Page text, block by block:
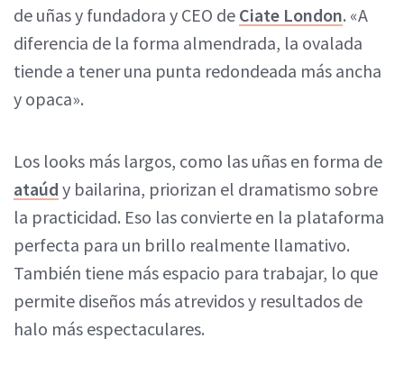
de uñas y fundadora y CEO de Ciate London. «A
diferencia de la forma almendrada, la ovalada
tiende a tener una punta redondeada más ancha
y opaca».
Los looks más largos, como las uñas en forma de
ataúd y bailarina, priorizan el dramatismo sobre
la practicidad. Eso las convierte en la plataforma
perfecta para un brillo realmente llamativo.
También tiene más espacio para trabajar, lo que
permite diseños más atrevidos y resultados de
halo más espectaculares.